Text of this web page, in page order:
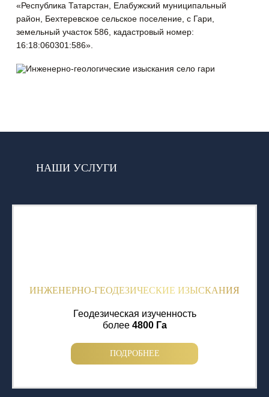
«Республика Татарстан, Елабужский муниципальный
район, Бехтеревское сельское поселение, с Гари,
земельный участок 586, кадастровый номер:
16:18:060301:586».
НАШИ УСЛУГИ
ИНЖЕНЕРНО-ГЕОДЕЗИЧЕСКИЕ ИЗЫСКАНИЯ
Геодезическая изученность
более 4800 Га
ПОДРОБНЕЕ